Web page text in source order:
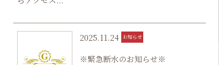
2025.11.24 お知らせ
※緊急断水のお知らせ※